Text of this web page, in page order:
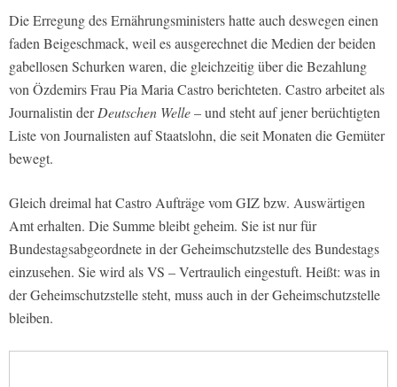
Die Erregung des Ernährungsministers hatte auch deswegen einen
faden Beigeschmack, weil es ausgerechnet die Medien der beiden
gabellosen Schurken waren, die gleichzeitig über die Bezahlung
von Özdemirs Frau Pia Maria Castro berichteten. Castro arbeitet als
Journalistin derDeutschen Welle– und steht auf jener berüchtigten
Liste von Journalisten auf Staatslohn, die seit Monaten die Gemüter
bewegt.
Gleich dreimal hat Castro Aufträge vom GIZ bzw. Auswärtigen
Amt erhalten. Die Summe bleibt geheim. Sie ist nur für
Bundestagsabgeordnete in der Geheimschutzstelle des Bundestags
einzusehen. Sie wird als VS – Vertraulich eingestuft. Heißt: was in
der Geheimschutzstelle steht, muss auch in der Geheimschutzstelle
bleiben.